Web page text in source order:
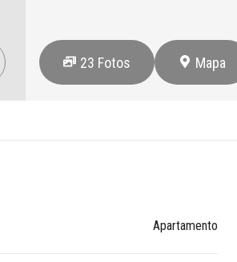
23 Fotos Mapa
Apartamento